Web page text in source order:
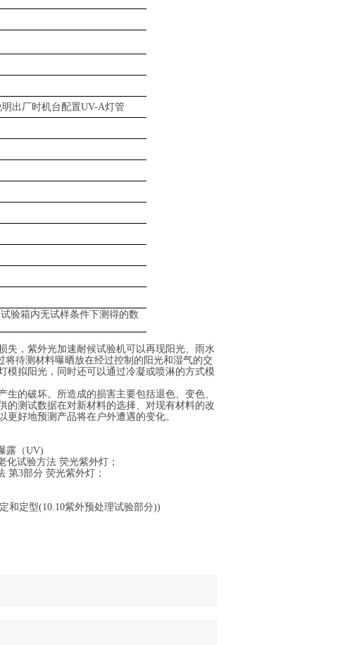
明出厂时机台配置UV-A灯管
验箱内无试样条件下测得的数
失，紫外光加速耐候试验机可以再现阳光、雨水
将待测材料曝晒放在经过控制的阳光和湿气的交
模拟阳光，同时还可以通过冷凝或喷淋的方式模
的破坏。所造成的损害主要包括退色、变色、
的测试数据在对新材料的选择、对现有材料的改
好地预测产品将在户外遭遇的变化。
露（UV)
化试验方法 荧光紫外灯；
第3部分 荧光紫外灯；
和定型(10.10紫外预处理试验部分))